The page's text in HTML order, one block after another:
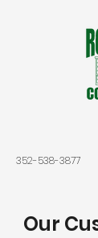
352-538-3877
Our